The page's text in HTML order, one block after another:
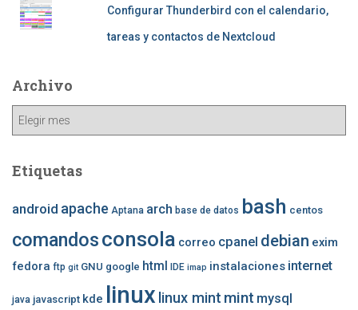
Configurar Thunderbird con el calendario,
tareas y contactos de Nextcloud
Archivo
Archivo
Etiquetas
android apache Aptana arch base de datos bash centos
comandosconsola correo cpanel debian exim
fedora ftp git GNU google html IDE imap instalaciones internet
java javascript kde linux linux mint mint mysql